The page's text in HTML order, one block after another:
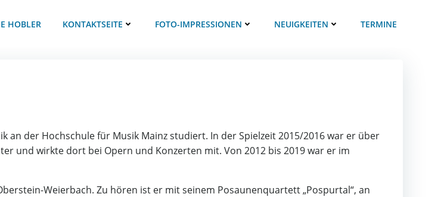
HOBLER KONTAKTSEITE FOTO-IMPRESSIONEN NEUIGKEITEN TERMINE
an der Hochschule für Musik Mainz studiert. In der Spielzeit 2015/2016 war er über
und wirkte dort bei Opern und Konzerten mit. Von 2012 bis 2019 war er im
Weierbach. Zu hören ist er mit seinem Posaunenquartett „Pospurtal“, an